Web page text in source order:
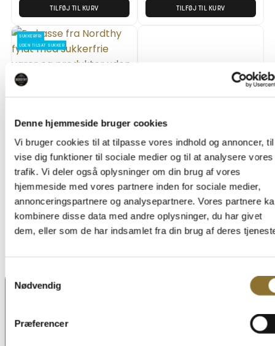
Denne hjemmeside bruger cookies
Vi bruger cookies til at tilpasse vores indhold og annoncer,
vise dig funktioner til sociale medier og til at analysere vores
trafik. Vi deler også oplysninger om din brug af vores
hjemmeside med vores partnere inden for sociale medier,
annonceringspartnere og analysepartnere. Vores partnere
kombinere disse data med andre oplysninger, du har givet
dem, eller som de har indsamlet fra din brug af deres
Nødvendig
Præferencer
TILFØJ TIL KURV TILFØJ TIL KURV
SUKKERFRI
UDEN TILSAT SUKKER
Den Sukkerfrie Kasse XL
519,95kr.
− +
TILFØJ TIL KURV
TIL DEN SØDE TAND
321,50kr. 266,00kr.
− +
TILFØJ TIL KURV